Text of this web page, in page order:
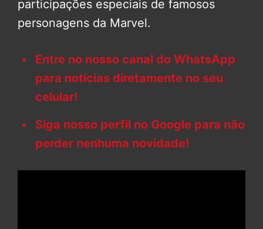
participações especiais de famosos
personagens da Marvel.
Entre no nosso canal do WhatsApp
para notícias diretamente no seu
celular!
Siga nosso perfil no Google para não
perder nenhuma novidade!